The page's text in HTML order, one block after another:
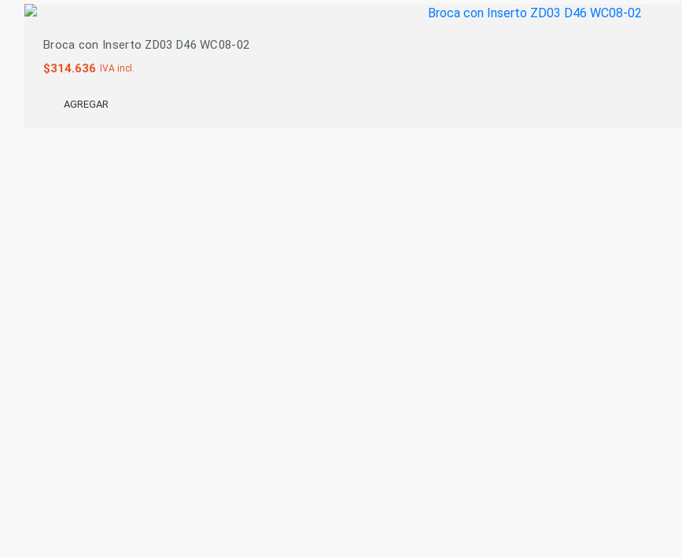
Broca con Inserto ZD03 D46 WC08-02
$314.636 IVA incl.
AGREGAR